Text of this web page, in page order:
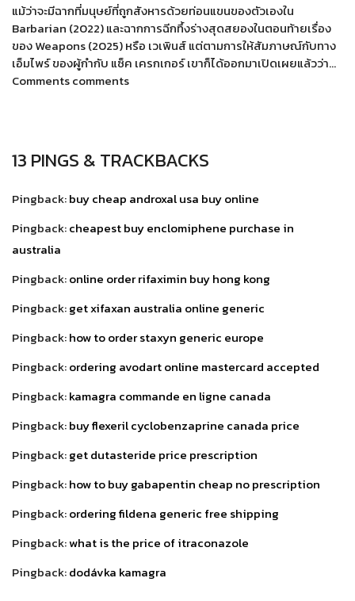
แม้ว่าจะมีฉากที่มนุษย์ที่ถูกสังหารด้วยท่อนแขนของตัวเองใน
Barbarian (2022) และฉากการฉีกทึ้งร่างสุดสยองในตอนท้ายเรื่อง
ของ Weapons (2025) หรือ เวเพินส์ แต่ตามการให้สัมภาษณ์กับทาง
เอ็มไพร์ ของผู้กำกับ แซ็ค เครกเกอร์ เขาก็ได้ออกมาเปิดเผยแล้วว่า…
Comments comments
13 PINGS & TRACKBACKS
Pingback:buy cheap androxal usa buy online
Pingback:cheapest buy enclomiphene purchase in
australia
Pingback:online order rifaximin buy hong kong
Pingback:get xifaxan australia online generic
Pingback:how to order staxyn generic europe
Pingback:ordering avodart online mastercard accepted
Pingback:kamagra commande en ligne canada
Pingback:buy flexeril cyclobenzaprine canada price
Pingback:get dutasteride price prescription
Pingback:how to buy gabapentin cheap no prescription
Pingback:ordering fildena generic free shipping
Pingback:what is the price of itraconazole
Pingback:dodávka kamagra